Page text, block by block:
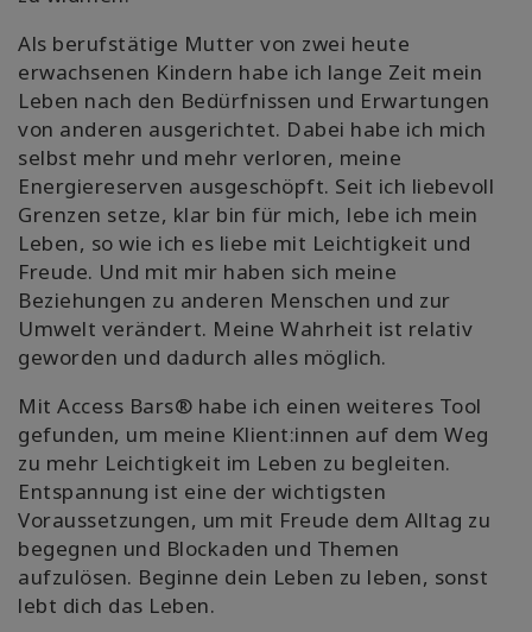
Als berufstätige Mutter von zwei heute
erwachsenen Kindern habe ich lange Zeit mein
Leben nach den Bedürfnissen und Erwartungen
von anderen ausgerichtet. Dabei habe ich mich
selbst mehr und mehr verloren, meine
Energiereserven ausgeschöpft. Seit ich liebevoll
Grenzen setze, klar bin für mich, lebe ich mein
Leben, so wie ich es liebe mit Leichtigkeit und
Freude. Und mit mir haben sich meine
Beziehungen zu anderen Menschen und zur
Umwelt verändert. Meine Wahrheit ist relativ
geworden und dadurch alles möglich.
Mit Access Bars® habe ich einen weiteres Tool
gefunden, um meine Klient:innen auf dem Weg
zu mehr Leichtigkeit im Leben zu begleiten.
Entspannung ist eine der wichtigsten
Voraussetzungen, um mit Freude dem Alltag zu
begegnen und Blockaden und Themen
aufzulösen. Beginne dein Leben zu leben, sonst
lebt dich das Leben.